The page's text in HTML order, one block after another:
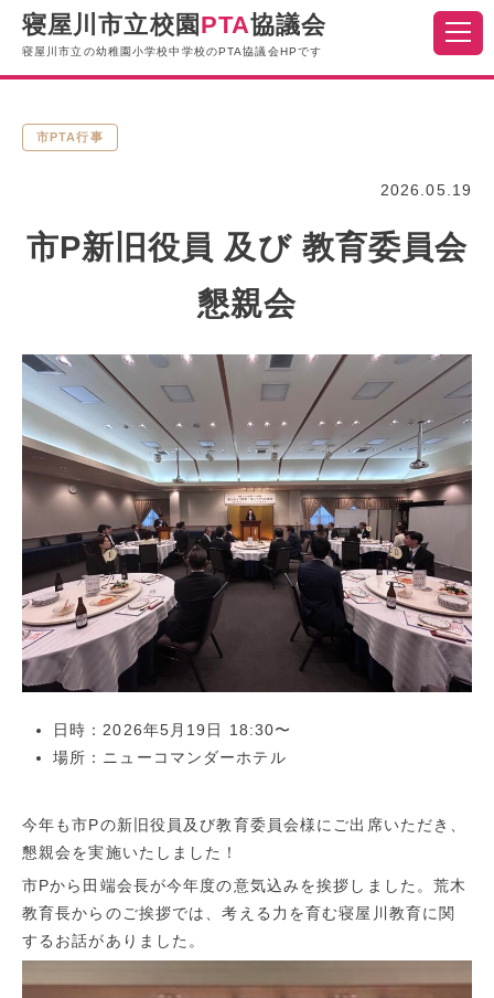
寝屋川市立校園 PTA協議会
寝屋川市立の幼稚園小学校中学校のPTA協議会HPです
市PTA行事
2026.05.19
市P新旧役員 及び 教育委員会
懇親会
日時：2026年5月19日 18:30〜
場所：ニューコマンダーホテル
今年も市Pの新旧役員及び教育委員会様にご出席いただき、
懇親会を実施いたしました！
市Pから田端会長が今年度の意気込みを挨拶しました。荒木
教育長からのご挨拶では、考える力を育む寝屋川教育に関
するお話がありました。